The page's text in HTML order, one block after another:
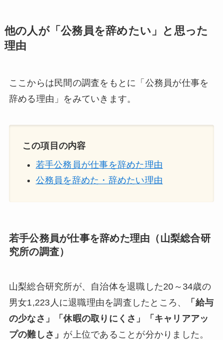
他の人が「公務員を辞めたい」と思った
理由
ここからは民間の調査をもとに「公務員が仕事を
辞める理由」をみていきます。
この項目の内容
若手公務員が仕事を辞めた理由
公務員を辞めた・辞めたい理由
若手公務員が仕事を辞めた理由（山梨総合研
究所の調査）
山梨総合研究所が、自治体を退職した20～34歳の
男女1,223人に退職理由を調査したところ、
「給与
の少なさ」「休暇の取りにくさ」「キャリアアッ
プの難しさ」 が上位であることが分かりました。